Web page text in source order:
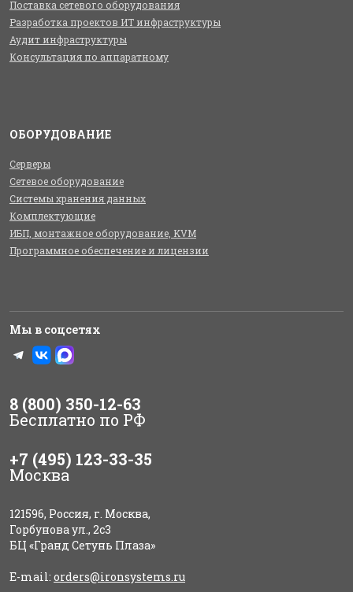
Поставка сетевого оборудования
Разработка проектов ИТ инфраструктуры
Аудит инфраструктуры
Консультация по аппаратному
ОБОРУДОВАНИЕ
Серверы
Сетевое оборудование
Системы хранения данных
Комплектующие
ИБП, монтажное оборудование, KVM
Программное обеспечение и лицензии
Мы в соцсетях
8 (800) 350-12-63
Бесплатно по РФ
+7 (495) 123-33-35
Москва
121596, Россия, г. Москва,
Горбунова ул., 2с3
БЦ «Гранд Сетунь Плаза»
E-mail: orders@ironsystems.ru